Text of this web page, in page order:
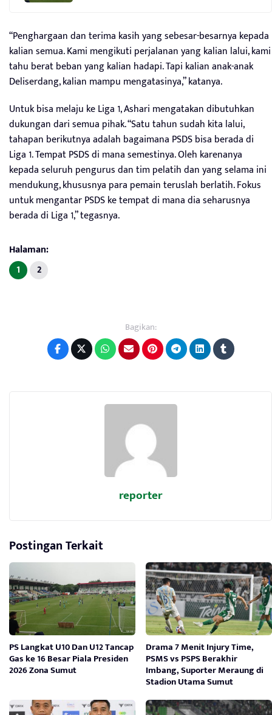
“Penghargaan dan terima kasih yang sebesar-besarnya kepada
kalian semua. Kami mengikuti perjalanan yang kalian lalui, kami
tahu berat beban yang kalian hadapi. Tapi kalian anak-anak
Deliserdang, kalian mampu mengatasinya,” katanya.
Untuk bisa melaju ke Liga 1, Ashari mengatakan dibutuhkan
dukungan dari semua pihak. “Satu tahun sudah kita lalui,
tahapan berikutnya adalah bagaimana PSDS bisa berada di
Liga 1. Tempat PSDS di mana semestinya. Oleh karenanya
kepada seluruh pengurus dan tim pelatih dan yang selama ini
mendukung, khususnya para pemain teruslah berlatih. Fokus
untuk mengantar PSDS ke tempat di mana dia seharusnya
berada di Liga 1,” tegasnya.
Halaman:
1 2
Bagikan:
reporter
Postingan Terkait
PS Langkat U10 Dan U12 Tancap
Gas ke 16 Besar Piala Presiden
2026 Zona Sumut
Drama 7 Menit Injury Time,
PSMS vs PSPS Berakhir
Imbang, Suporter Meraung di
Stadion Utama Sumut